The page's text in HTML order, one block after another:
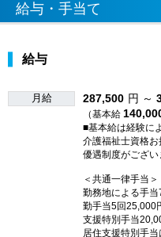
給与・手当て
給与
月給 287,500 円 ～
（基本給
■基本給は経験に
介護福祉士資格
優遇制度がござい
＜共通一律手当＞
勤務地による手
勤手当5回
支援特別手当
居住支援特別手